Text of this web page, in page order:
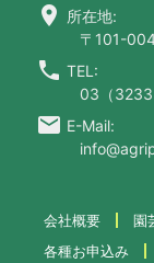
location_on 所在地:
〒101-
call TEL:
03（3233
email E-Mail:
会社概要 園
各種お申込み